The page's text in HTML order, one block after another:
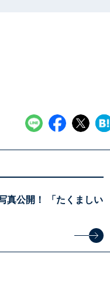
真公開！ 「たくましい